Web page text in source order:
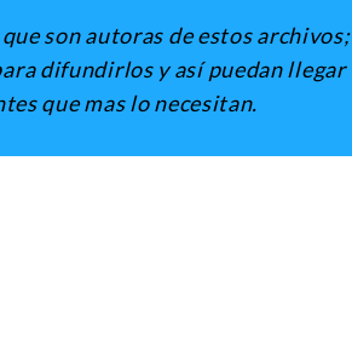
son autoras de estos archivos;
difundirlos y así puedan llegar
que mas lo necesitan.